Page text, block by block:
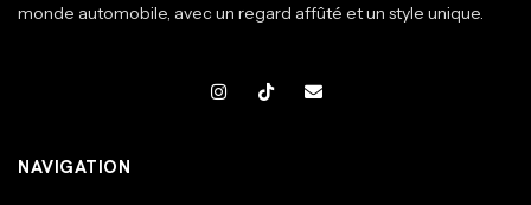
monde automobile, avec un regard affûté et un style unique.
NAVIGATION